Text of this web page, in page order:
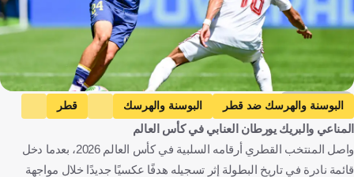
Getty Images
البوسنة والهرسك ضد قطر البوسنة والهرسك
قطر
كأس العالم
البوسنة والهرسك قطر
كرة قدم
المناعي والبريك يورطان العنابي في كأس العالم
واصل المنتخب القطري أرقامه السلبية في كأس العالم 2026، بعدما دخل
قائمة نادرة في تاريخ البطولة إثر تسجيله هدفًا عكسيًا جديدًا خلال مواجهة